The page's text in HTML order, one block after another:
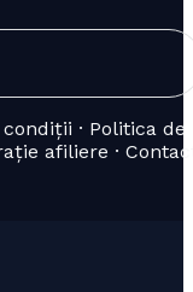
· Politica de
afiliere ·